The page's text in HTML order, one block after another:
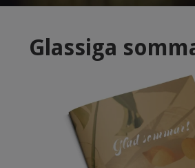
Glassiga